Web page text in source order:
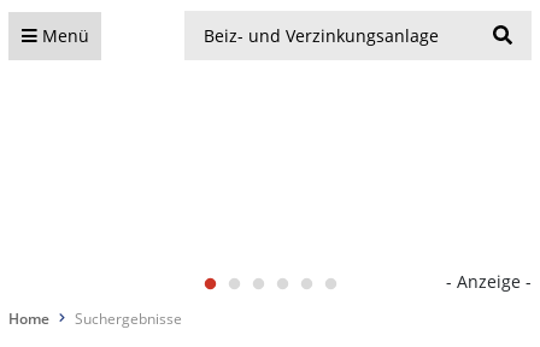
Menü
- Anzeige -
Home Suchergebnisse